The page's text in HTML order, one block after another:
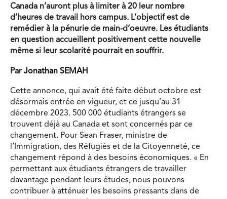
Canada n’auront plus à limiter à 20 leur nombre
d’heures de travail hors campus. L’objectif est de
remédier à la pénurie de main-d’oeuvre. Les étudiants
en question accueillent positivement cette nouvelle
même si leur scolarité pourrait en souffrir.
Par Jonathan SEMAH
Cette annonce, qui avait été faite début octobre est
désormais entrée en vigueur, et ce jusqu’au 31
décembre 2023. 500 000 étudiants étrangers se
trouvent déjà au Canada et sont concernés par ce
changement. Pour Sean Fraser, ministre de
l’Immigration, des Réfugiés et de la Citoyenneté, ce
changement répond à des besoins économiques. « En
permettant aux étudiants étrangers de travailler
davantage pendant leurs études, nous pouvons
contribuer à atténuer les besoins pressants dans de